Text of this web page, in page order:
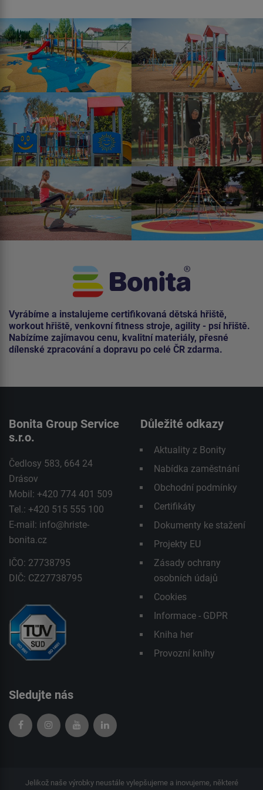
Vyrábíme a instalujeme certifikovaná dětská hřiště,
workout hřiště, venkovní fitness stroje, agility - psí hřiště.
Nabízíme zajímavou cenu, kvalitní materiály, přesné
dílenské zpracování a dopravu po celé ČR zdarma.
Bonita Group Service
s.r.o.
Čedlosy 583, 664 24
Drásov
Mobil: +420 774 401 509
Tel.: +420 515 555 100
E-mail: info@hriste-
bonita.cz
IČO: 27738795
DIČ: CZ27738795
Důležité odkazy
Aktuality z Bonity
Nabídka zaměstnání
Obchodní podmínky
Certifikáty
Dokumenty ke stažení
Projekty EU
Zásady ochrany
osobních údajů
Cookies
Informace - GDPR
Kniha her
Provozní knihy
Sledujte nás
Jelikož naše výrobky neustále vylepšujeme a inovujeme, některé